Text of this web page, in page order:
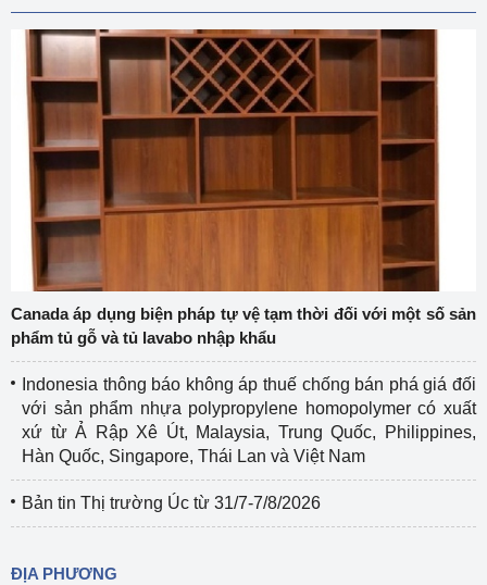
Canada áp dụng biện pháp tự vệ tạm thời đối với một số sản
phẩm tủ gỗ và tủ lavabo nhập khẩu
Indonesia thông báo không áp thuế chống bán phá giá đối
với sản phẩm nhựa polypropylene homopolymer có xuất
xứ từ Ả Rập Xê Út, Malaysia, Trung Quốc, Philippines,
Hàn Quốc, Singapore, Thái Lan và Việt Nam
Bản tin Thị trường Úc từ 31/7-7/8/2026
ĐỊA PHƯƠNG